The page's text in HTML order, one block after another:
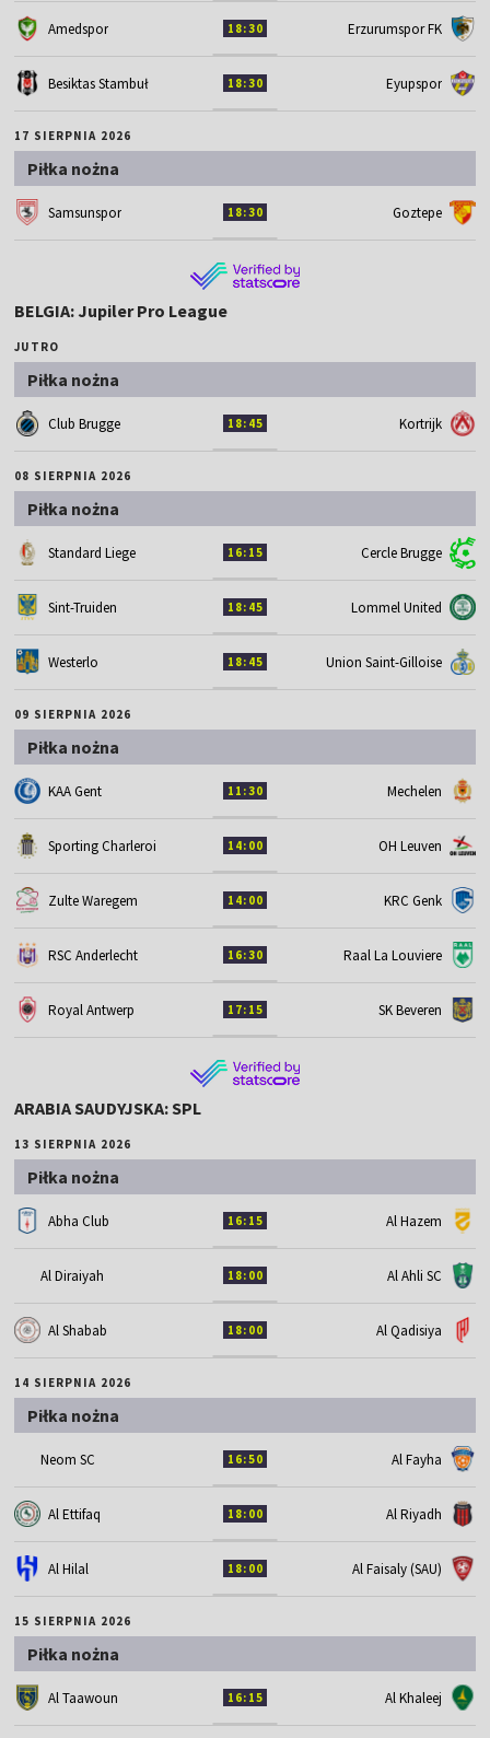
Amedspor 18:30 Erzurumspor FK
Besiktas Stambuł 18:30 Eyupspor
17 SIERPNIA 2026
Piłka nożna
Samsunspor 18:30 Goztepe
BELGIA: Jupiler Pro League
JUTRO
Piłka nożna
Club Brugge 18:45 Kortrijk
08 SIERPNIA 2026
Piłka nożna
Standard Liege 16:15 Cercle Brugge
Sint-Truiden 18:45 Lommel United
Westerlo 18:45 Union Saint-Gilloise
09 SIERPNIA 2026
Piłka nożna
KAA Gent 11:30 Mechelen
Sporting Charleroi 14:00 OH Leuven
Zulte Waregem 14:00 KRC Genk
RSC Anderlecht 16:30 Raal La Louviere
Royal Antwerp 17:15 SK Beveren
ARABIA SAUDYJSKA: SPL
13 SIERPNIA 2026
Piłka nożna
Abha Club 16:15 Al Hazem
Al Diraiyah 18:00 Al Ahli SC
Al Shabab 18:00 Al Qadisiya
14 SIERPNIA 2026
Piłka nożna
Neom SC 16:50 Al Fayha
Al Ettifaq 18:00 Al Riyadh
Al Hilal 18:00 Al Faisaly (SAU)
15 SIERPNIA 2026
Piłka nożna
Al Taawoun 16:15 Al Khaleej